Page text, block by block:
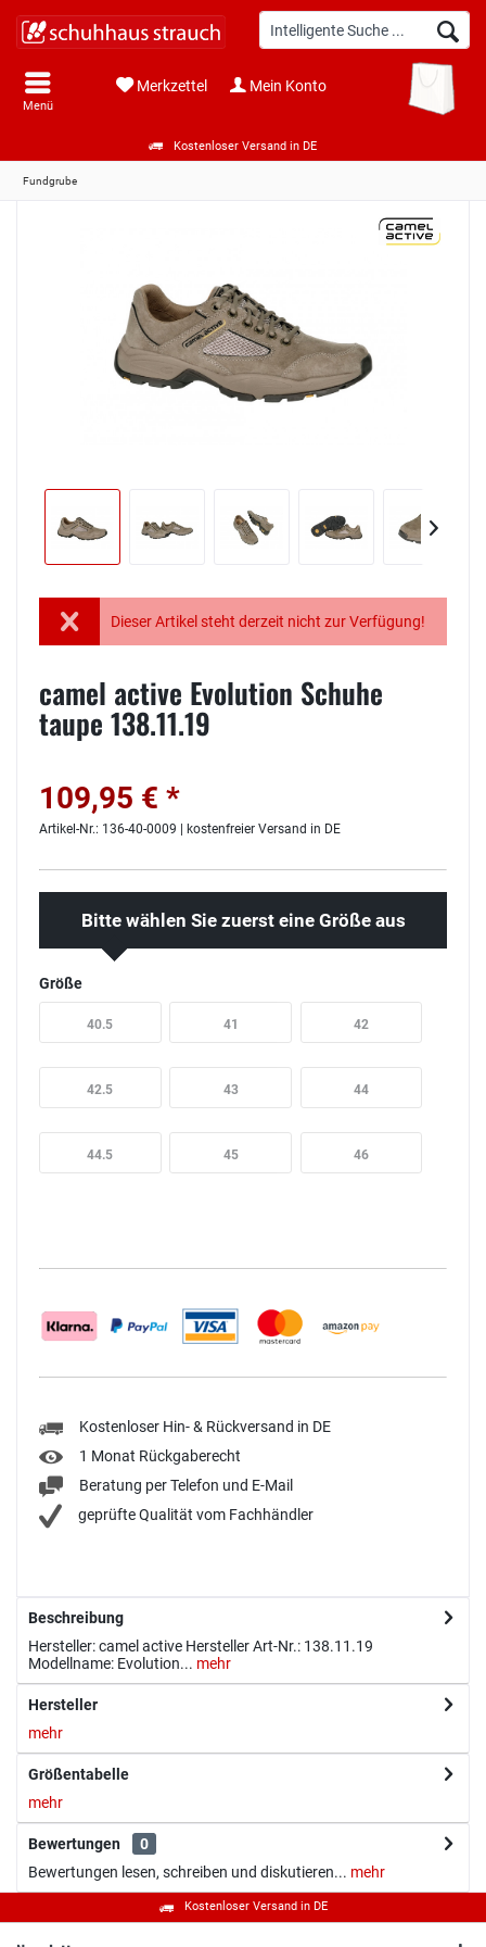
Kostenloser Versand in DE
Menü
Merkzettel Mein Konto
Fundgrube
Dieser Artikel steht derzeit nicht zur Verfügung!
camel active Evolution Schuhe
taupe 138.11.19
109,95 € *
Artikel-Nr.: 136-40-0009 | kostenfreier Versand in DE
Bitte wählen Sie zuerst eine Größe aus
Größe
40.5 41 42
42.5 43 44
44.5 45 46
Kostenloser Hin- & Rückversand in DE
1 Monat Rückgaberecht
Beratung per Telefon und E-Mail
geprüfte Qualität vom Fachhändler
Beschreibung
Hersteller: camel active Hersteller Art-Nr.: 138.11.19
Modellname: Evolution... mehr
Hersteller
mehr
Größentabelle
mehr
Bewertungen
0
Bewertungen lesen, schreiben und diskutieren... mehr
Kostenloser Versand in DE